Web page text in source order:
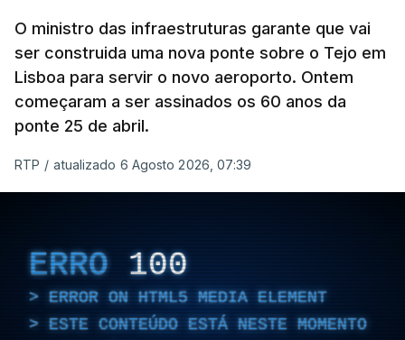
O ministro das infraestruturas garante que vai
ser construida uma nova ponte sobre o Tejo em
Lisboa para servir o novo aeroporto. Ontem
começaram a ser assinados os 60 anos da
ponte 25 de abril.
RTP / atualizado 6 Agosto 2026, 07:39
ERRO 100
ERROR ON HTML5 MEDIA ELEMENT
ESTE CONTEÚDO ESTÁ NESTE MOMENTO